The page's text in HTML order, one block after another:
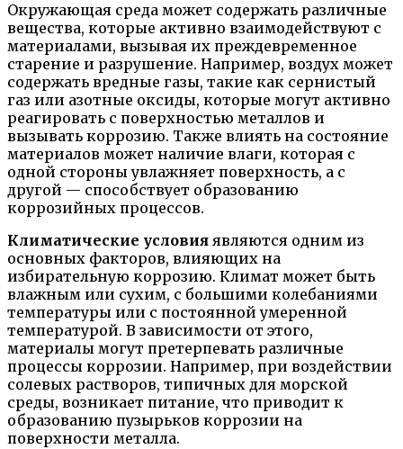
Окружающая среда может содержать различные
вещества, которые активно взаимодействуют с
материалами, вызывая их преждевременное
старение и разрушение. Например, воздух может
содержать вредные газы, такие как сернистый
газ или азотные оксиды, которые могут активно
реагировать с поверхностью металлов и
вызывать коррозию. Также влиять на состояние
материалов может наличие влаги, которая с
одной стороны увлажняет поверхность, а с
другой — способствует образованию
коррозийных процессов.
Климатические условия являются одним из
основных факторов, влияющих на
избирательную коррозию. Климат может быть
влажным или сухим, с большими колебаниями
температуры или с постоянной умеренной
температурой. В зависимости от этого,
материалы могут претерпевать различные
процессы коррозии. Например, при воздействии
солевых растворов, типичных для морской
среды, возникает питание, что приводит к
образованию пузырьков коррозии на
поверхности металла.